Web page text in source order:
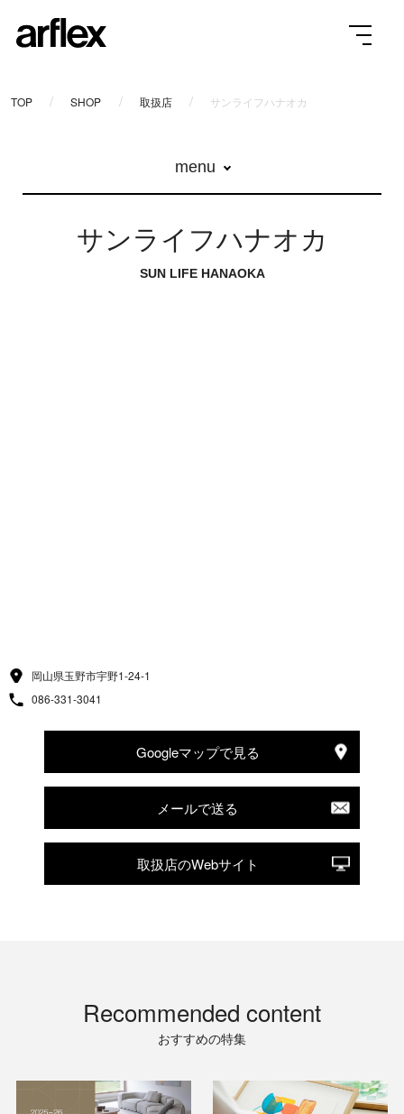
TOP SHOP 取扱店 サンライフハナオカ
menu
サンライフハナオカ
岡山県玉野市宇野1-24-1
086-331-3041
Googleマップで見る
メールで送る
取扱店のWebサイト
Recommended content
おすすめの特集